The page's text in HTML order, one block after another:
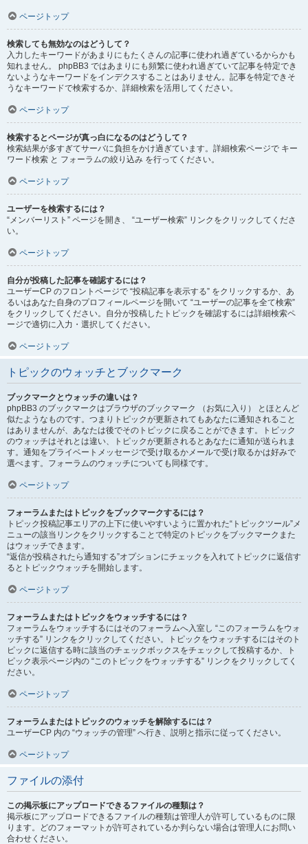
ページトップ
検索しても無効なのはどうして？
入力したキーワードがあまりにもたくさんの記事に使われ過ぎているからかも
知れません。 phpBB3 ではあまりにも頻繁に使われ過ぎていて記事を特定でき
ないようなキーワードをインデクスすることはありません。記事を特定できそ
うなキーワードで検索するか、詳細検索を活用してください。
ページトップ
検索するとページが真っ白になるのはどうして？
検索結果が多すぎてサーバに負担をかけ過ぎています。詳細検索ページで キー
ワード検索 と フォーラムの絞り込み を行ってください。
ページトップ
ユーザーを検索するには？
“メンバーリスト” ページを開き、 “ユーザー検索” リンクをクリックしてくださ
い。
ページトップ
自分が投稿した記事を確認するには？
ユーザーCP のフロントページで “投稿記事を表示する” をクリックするか、あ
るいはあなた自身のプロフィールページを開いて “ユーザーの記事を全て検索”
をクリックしてください。自分が投稿したトピックを確認するには詳細検索ペ
ージで適切に入力・選択してください。
ページトップ
トピックのウォッチとブックマーク
ブックマークとウォッチの違いは？
phpBB3 のブックマークはブラウザのブックマーク （お気に入り） とほとんど
似たようなものです。つまりトピックが更新されてもあなたに通知されること
はありませんが、あなたは後でそのトピックに戻ることができます。トピック
のウォッチはそれとは違い、トピックが更新されるとあなたに通知が送られま
す。通知をプライベートメッセージで受け取るかメールで受け取るかは好みで
選べます。フォーラムのウォッチについても同様です。
ページトップ
フォーラムまたはトピックをブックマークするには？
トピック投稿記事エリアの上下に使いやすいように置かれた“トピックツール”メ
ニューの該当リンクをクリックすることで特定のトピックをブックマークまた
はウォッチできます。
“返信が投稿されたら通知する”オプションにチェックを入れてトピックに返信す
るとトピックウォッチを開始します。
ページトップ
フォーラムまたはトピックをウォッチするには？
フォーラムをウォッチするにはそのフォーラムへ入室し “このフォーラムをウォ
ッチする” リンクをクリックしてください。トピックをウォッチするにはそのト
ピックに返信する時に該当のチェックボックスをチェックして投稿するか、ト
ピック表示ページ内の “このトピックをウォッチする” リンクをクリックしてく
ださい。
ページトップ
フォーラムまたはトピックのウォッチを解除するには？
ユーザーCP 内の “ウォッチの管理” へ行き、説明と指示に従ってください。
ページトップ
ファイルの添付
この掲示板にアップロードできるファイルの種類は？
掲示板にアップロードできるファイルの種類は管理人が許可しているものに限
ります。どのフォーマットが許可されているか判らない場合は管理人にお問い
合わせください。